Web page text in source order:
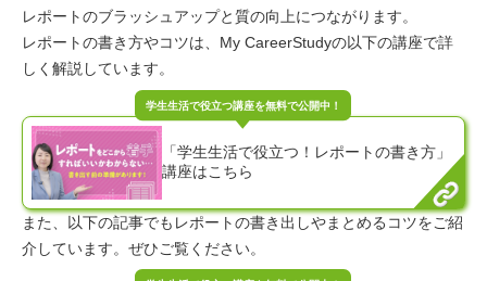
レポートのブラッシュアップと質の向上につながります。
レポートの書き方やコツは、My CareerStudyの以下の講座で詳
しく解説しています。
「学生生活で役立つ！レポートの書き方」
講座はこちら
また、以下の記事でもレポートの書き出しやまとめるコツをご紹
介しています。ぜひご覧ください。